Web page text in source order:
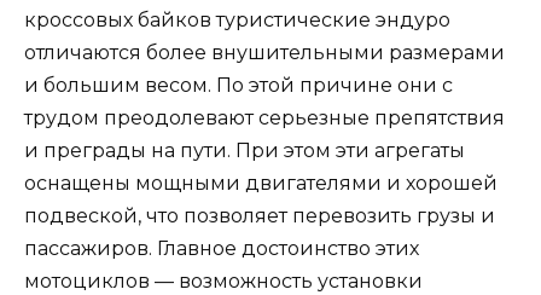
кроссовых байков туристические эндуро
отличаются более внушительными размерами
и большим весом. По этой причине они с
трудом преодолевают серьезные препятствия
и преграды на пути. При этом эти агрегаты
оснащены мощными двигателями и хорошей
подвеской, что позволяет перевозить грузы и
пассажиров. Главное достоинство этих
мотоциклов — возможность установки